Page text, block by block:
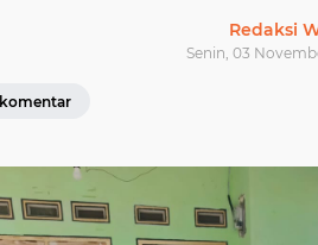
Redaksi
Senin, 03
komentar